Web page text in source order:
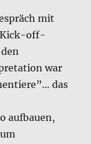
mit
Kick-off-
war
das
aufbauen,